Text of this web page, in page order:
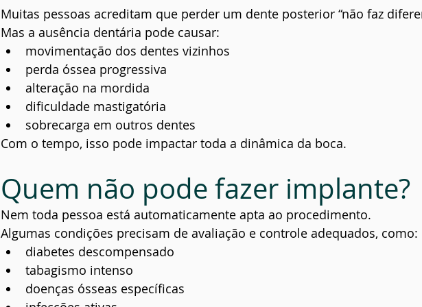
Muitas pessoas acreditam que perder um dente posterior “não faz
Mas a ausência dentária pode causar:
movimentação dos dentes vizinhos
perda óssea progressiva
alteração na mordida
dificuldade mastigatória
sobrecarga em outros dentes
Com o tempo, isso pode impactar toda a dinâmica da boca.
Quem não pode fazer implante?
Nem toda pessoa está automaticamente apta ao procedimento.
Algumas condições precisam de avaliação e controle adequados, como:
diabetes descompensado
tabagismo intenso
doenças ósseas específicas